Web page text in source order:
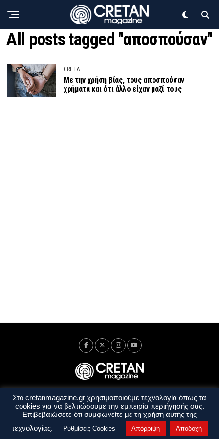
All posts tagged "αποσπούσαν"
CRETA
Με την χρήση βίας, τους αποσπούσαν
χρήματα και ότι άλλο είχαν μαζί τους
Ταυτότητα Πολιτική Απορρήτου
Όροι Χρήσης
Όροι και Προϋποθέσεις
Στο cretanmagazine.gr χρησιμοποιούμε τεχνολογία όπως τα
cookies για να βελτιώσουμε την εμπειρία περιήγησής σας.
Επιβεβαιώσετε ότι συμφωνείτε με τη χρήση αυτής της
τεχνολογίας.
Ρυθμίσεις Cookies Απόρριψη Αποδοχή